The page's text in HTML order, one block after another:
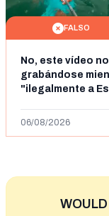
FALSO
No, este vídeo
grabándose
"ilegalmente a
06/08/2026